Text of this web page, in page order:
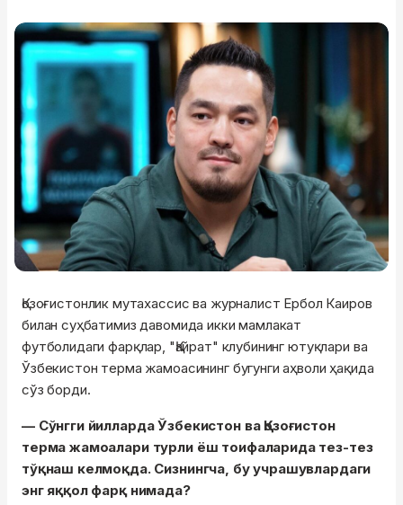
Қозоғистонлик мутахассис ва журналист Ербол Каиров
билан суҳбатимиз давомида икки мамлакат
футболидаги фарқлар, "Қайрат" клубининг ютуқлари ва
Ўзбекистон терма жамоасининг бугунги аҳволи ҳақида
сўз борди.
— Сўнгги йилларда Ўзбекистон ва Қозоғистон
терма жамоалари турли ёш тоифаларида тез-тез
тўқнаш келмоқда. Сизнингча, бу учрашувлардаги
энг яққол фарқ нимада?